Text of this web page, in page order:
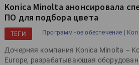
Konica Minolta анонсировала
ПО для подбора цвета
ТЕГИ Программное обеспечение |
Дочерняя компания Konica Minolta –
Europe, разрабатывающая